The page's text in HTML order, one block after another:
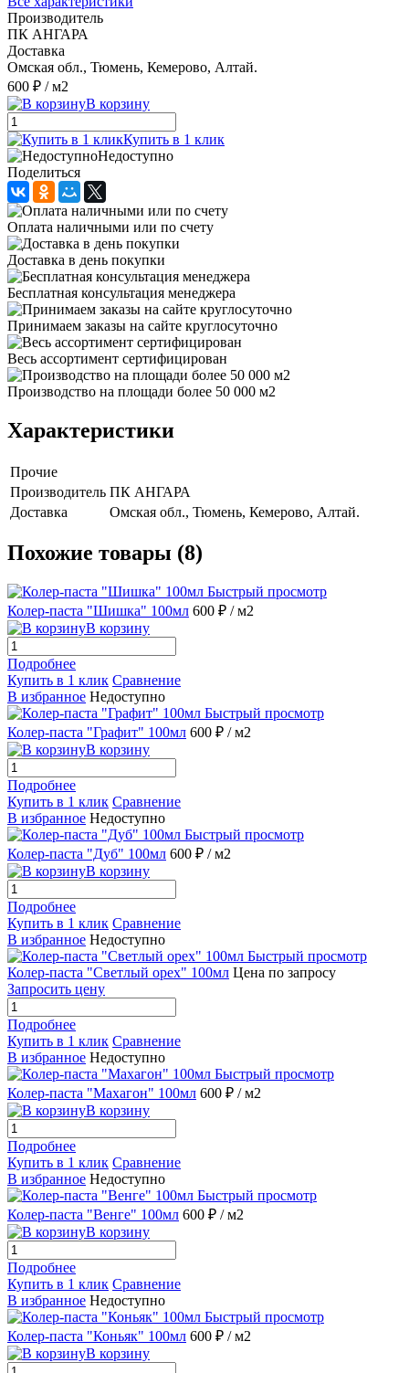
Производитель
ПК АНГАРА
Доставка
Омская обл., Тюмень, Кемерово, Алтай.
600 ₽ / м2
В корзину
Купить в 1 клик
Недоступно
Поделиться
Оплата наличными или по счету
Доставка в день покупки
Бесплатная консультация менеджера
Принимаем заказы на сайте круглосуточно
Весь ассортимент сертифицирован
Производство на площади более 50 000 м2
Характеристики
Прочие
Производитель ПК АНГАРА
Доставка
Омская обл., Тюмень, Кемерово, Алтай.
Похожие товары (8)
Быстрый просмотр
Колер-паста "Шишка" 100мл 600 ₽ / м2
В корзину
Подробнее
Купить в 1 клик Сравнение
В избранное Недоступно
Быстрый просмотр
Колер-паста "Графит" 100мл 600 ₽ / м2
В корзину
Подробнее
Купить в 1 клик Сравнение
В избранное Недоступно
Быстрый просмотр
Колер-паста "Дуб" 100мл 600 ₽ / м2
В корзину
Подробнее
Купить в 1 клик Сравнение
В избранное Недоступно
Быстрый просмотр
Колер-паста "Светлый орех" 100мл Цена по запросу
Запросить цену
Подробнее
Купить в 1 клик Сравнение
В избранное Недоступно
Быстрый просмотр
Колер-паста "Махагон" 100мл 600 ₽ / м2
В корзину
Подробнее
Купить в 1 клик Сравнение
В избранное Недоступно
Быстрый просмотр
Колер-паста "Венге" 100мл 600 ₽ / м2
В корзину
Подробнее
Купить в 1 клик Сравнение
В избранное Недоступно
Быстрый просмотр
Колер-паста "Коньяк" 100мл 600 ₽ / м2
В корзину